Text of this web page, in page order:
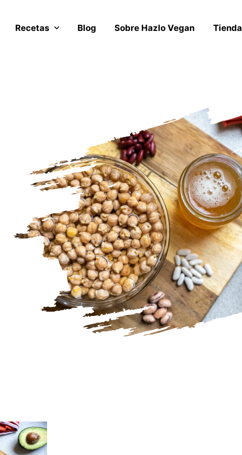
Recetas Blog Sobre Hazlo Vegan Tienda